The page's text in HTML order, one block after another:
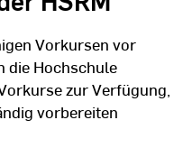
Vorkursen vor
die Hochschule
zur Verfügung,
vorbereiten